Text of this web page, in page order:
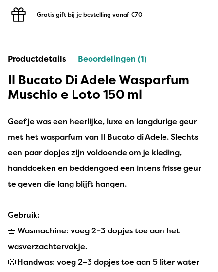
Gratis gift bij je bestelling vanaf €70
Productdetails Beoordelingen (1)
Il Bucato Di Adele Wasparfum
Muschio e Loto 150 ml
Geef je was een heerlijke, luxe en langdurige geur
met het wasparfum van Il Bucato di Adele. Slechts
een paar dopjes zijn voldoende om je kleding,
handdoeken en beddengoed een intens frisse geur
te geven die lang blijft hangen.
Gebruik:
🧺 Wasmachine: voeg 2–3 dopjes toe aan het
wasverzachtervakje.
👐 Handwas: voeg 2–3 dopjes toe aan 5 liter water